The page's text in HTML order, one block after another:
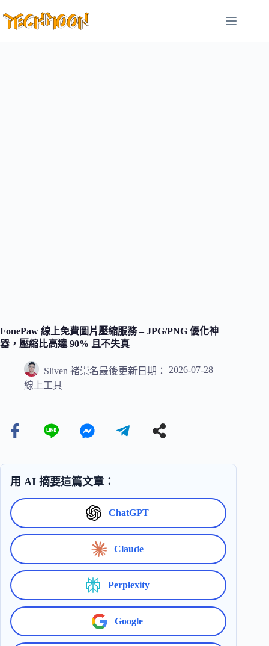
至
FonePaw 線上免費圖片壓縮服務 – JPG/PNG 優化神
器，壓縮比高達 90% 且不失真
Sliven 褚崇名最後更新日期：
2026-07-28
線上工具
用 AI 摘要這篇文章：
ChatGPT
Claude
Perplexity
Google